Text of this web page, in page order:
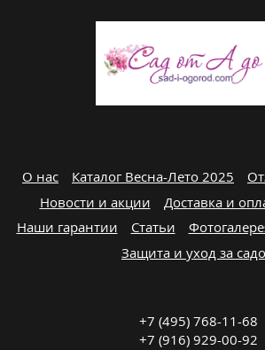
О нас Каталог Весна-Лето 2025
Новости и акции
Доставка и
Наши гарантии
Статьи
Защита и уход за
+7 (495) 768-11-68
+7 (916) 929-00-92